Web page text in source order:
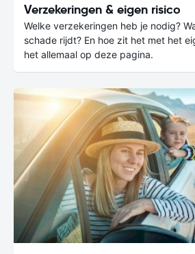
Verzekeringen & eigen risico
Welke verzekeringen heb je nodig?
schade rijdt? En hoe zit het met het
het allemaal op deze pagina.